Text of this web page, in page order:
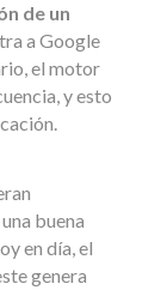
de un
a Google
el motor
y esto
buena
en día, el
genera